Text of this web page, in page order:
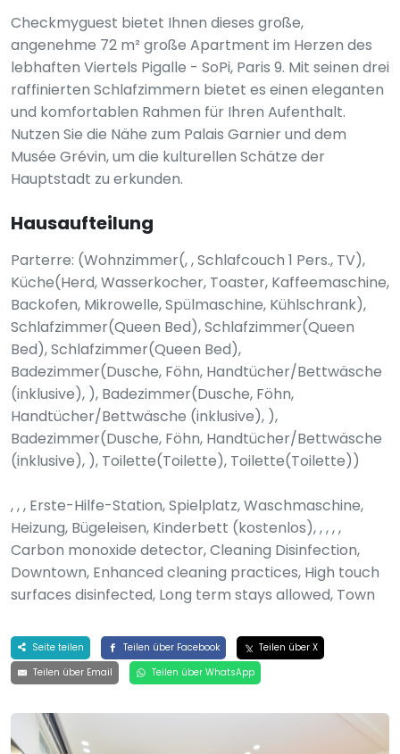
Checkmyguest bietet Ihnen dieses große,
angenehme 72 m² große Apartment im Herzen des
lebhaften Viertels Pigalle - SoPi, Paris 9. Mit seinen drei
raffinierten Schlafzimmern bietet es einen eleganten
und komfortablen Rahmen für Ihren Aufenthalt.
Nutzen Sie die Nähe zum Palais Garnier und dem
Musée Grévin, um die kulturellen Schätze der
Hauptstadt zu erkunden.
Hausaufteilung
Parterre: (Wohnzimmer(, , Schlafcouch 1 Pers., TV),
Küche(Herd, Wasserkocher, Toaster, Kaffeemaschine,
Backofen, Mikrowelle, Spülmaschine, Kühlschrank),
Schlafzimmer(Queen Bed), Schlafzimmer(Queen
Bed), Schlafzimmer(Queen Bed),
Badezimmer(Dusche, Föhn, Handtücher/Bettwäsche
(inklusive), ), Badezimmer(Dusche, Föhn,
Handtücher/Bettwäsche (inklusive), ),
Badezimmer(Dusche, Föhn, Handtücher/Bettwäsche
(inklusive), ), Toilette(Toilette), Toilette(Toilette))
, , , Erste-Hilfe-Station, Spielplatz, Waschmaschine,
Heizung, Bügeleisen, Kinderbett (kostenlos), , , , ,
Carbon monoxide detector, Cleaning Disinfection,
Downtown, Enhanced cleaning practices, High touch
surfaces disinfected, Long term stays allowed, Town
Seite teilen Teilen über Facebook
Teilen über X
Teilen über Email
Teilen über WhatsApp